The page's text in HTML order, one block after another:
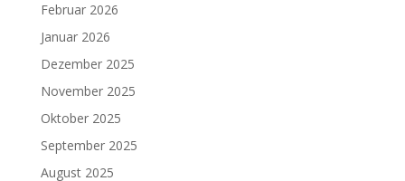
Februar 2026
Januar 2026
Dezember 2025
November 2025
Oktober 2025
September 2025
August 2025